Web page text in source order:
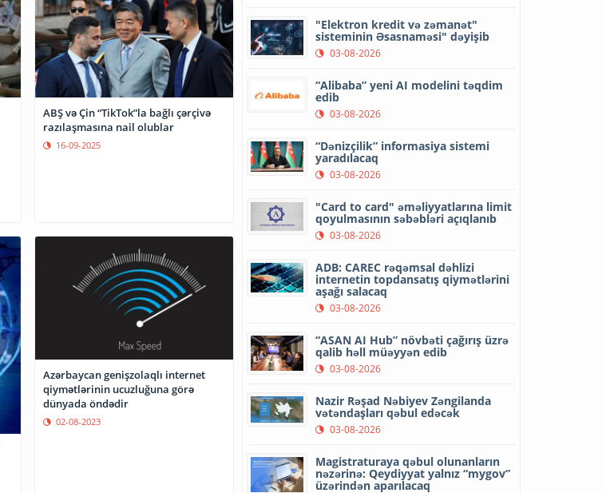
ABŞ və Çin “TikTok”la bağlı çərçivə
razılaşmasına nail olublar
16-09-2025
Azərbaycan genişzolaqlı internet
qiymətlərinin ucuzluğuna görə
dünyada öndədir
02-08-2023
"Elektron kredit və zəmanət"
sisteminin Əsasnaməsi" dəyişib
03-08-2026
“Alibaba” yeni AI modelini təqdim
edib
03-08-2026
“Dənizçilik” informasiya sistemi
yaradılacaq
03-08-2026
"Card to card" əməliyyatlarına limit
qoyulmasının səbəbləri açıqlanıb
03-08-2026
ADB: CAREC rəqəmsal dəhlizi
internetin topdansatış qiymətlərini
aşağı salacaq
03-08-2026
“ASAN AI Hub” növbəti çağırış üzrə
qalib həll müəyyən edib
03-08-2026
Nazir Rəşad Nəbiyev Zəngilanda
vətəndaşları qəbul edəcək
03-08-2026
Magistraturaya qəbul olunanların
nəzərinə: Qeydiyyat yalnız “mygov”
üzərindən aparılacaq